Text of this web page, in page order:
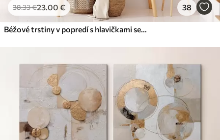
38.33€23.00 € 38
Béžové trstiny v popredí s hlavičkami semien, mäkké a jemné , rozmazané pozadie a svetlá obloha